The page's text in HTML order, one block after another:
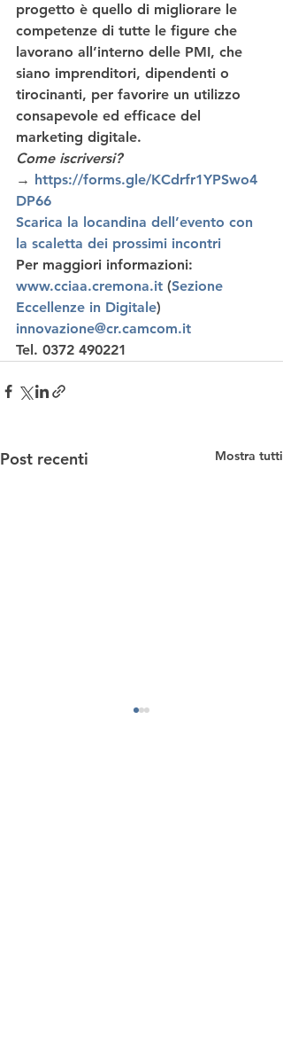
progetto è quello di migliorare le
competenze di tutte le figure che
lavorano all’interno delle PMI, che
siano imprenditori, dipendenti o
tirocinanti, per favorire un utilizzo
consapevole ed efficace del
marketing digitale.
Come iscriversi?
→ https://forms.gle/KCdrfr1YPSwo4
DP66
Scarica la locandina dell’evento con
la scaletta dei prossimi incontri
Per maggiori informazioni:
www.cciaa.cremona.it (Sezione
Eccellenze in Digitale)
innovazione@cr.camcom.it
Tel. 0372 490221
Post recenti Mostra tutti